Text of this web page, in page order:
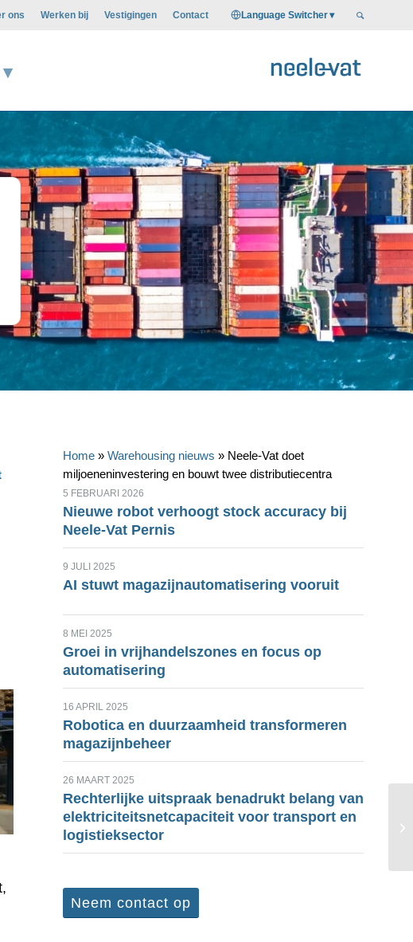
ons Werken bij Vestigingen Contact Language Switcher
Home » Warehousing nieuws » Neele-Vat doet
miljoeneninvestering en bouwt twee distributiecentra
5 FEBRUARI 2026
Nieuwe robot verhoogt stock accuracy bij
Neele-Vat Pernis
9 JULI 2025
AI stuwt magazijnautomatisering vooruit
8 MEI 2025
Groei in vrijhandelszones en focus op
automatisering
16 APRIL 2025
Robotica en duurzaamheid transformeren
magazijnbeheer
26 MAART 2025
Rechterlijke uitspraak benadrukt belang van
elektriciteitsnetcapaciteit voor transport en
logistieksector
Neem contact op